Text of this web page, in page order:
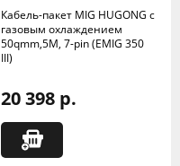
Кабель-пакет MIG HUGONG с
газовым охлаждением
50qmm,5M, 7-pin (EMIG 350
III)
20 398 р.